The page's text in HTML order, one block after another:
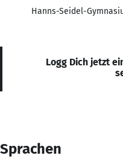
Hanns-Seidel-
Logg Dich jetzt
Sprachen